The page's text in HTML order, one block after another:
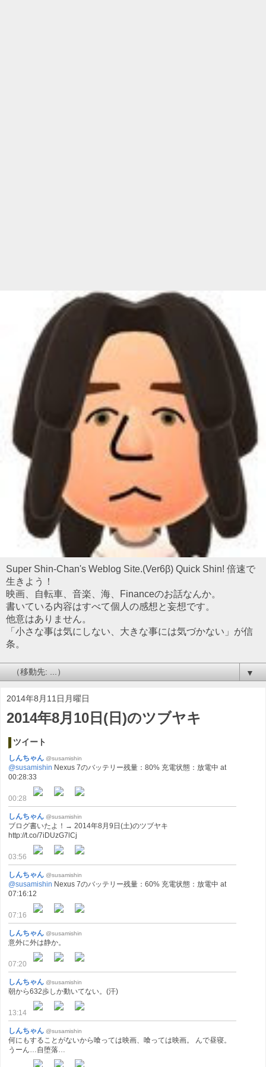
Super Shin-Chan's Weblog Site.(Ver6β) Quick Shin! 倍速で
生きよう！
映画、自転車、音楽、海、Financeのお話なんか。
書いている内容はすべて個人の感想と妄想です。
他意はありません。
「小さな事は気にしない、大きな事には気づかない」が信
条。
▼
2014年8月11日月曜日
2014年8月10日(日)のツブヤキ
ツイート
しんちゃん @susamishin
@susamishin Nexus 7のバッテリー残量：80% 充電状態：放電中 at
00:28:33
00:28
しんちゃん @susamishin
ブログ書いたよ！→ 2014年8月9日(土)のツブヤキ
http://t.co/7iDUzG7lCj
03:56
しんちゃん @susamishin
@susamishin Nexus 7のバッテリー残量：60% 充電状態：放電中 at
07:16:12
07:16
しんちゃん @susamishin
意外に外は静か。
07:20
しんちゃん @susamishin
朝から632歩しか動いてない。(汗)
13:14
しんちゃん @susamishin
何にもすることがないから喰っては映画、喰っては映画。 んで昼寝。
うーん…自堕落…